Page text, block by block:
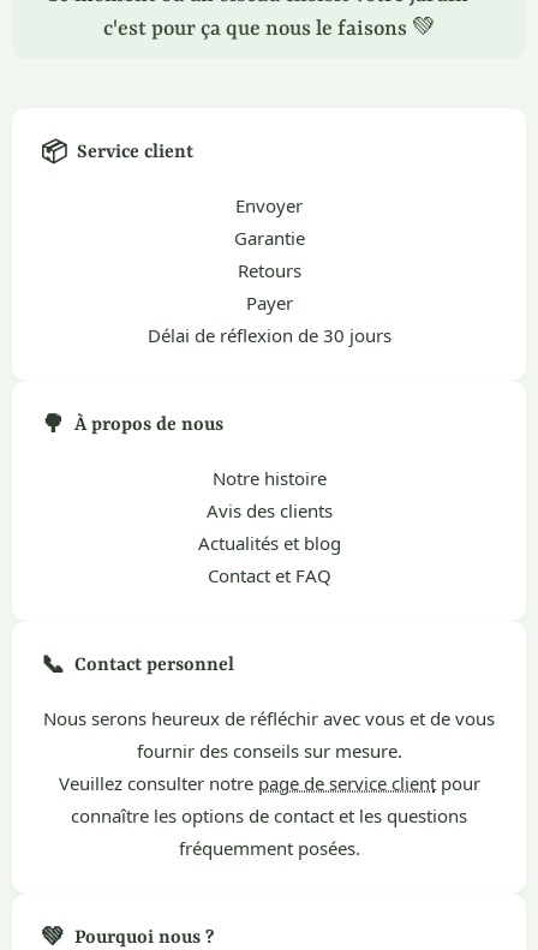
c'est pour ça que nous le faisons 💚
📦 Service client
Envoyer
Garantie
Retours
Payer
Délai de réflexion de 30 jours
🌳 À propos de nous
Notre histoire
Avis des clients
Actualités et blog
Contact et FAQ
📞 Contact personnel
Nous serons heureux de réfléchir avec vous et de vous
fournir des conseils sur mesure.
Veuillez consulter notre page de service clientpour
connaître les options de contact et les questions
fréquemment posées.
💚 Pourquoi nous ?